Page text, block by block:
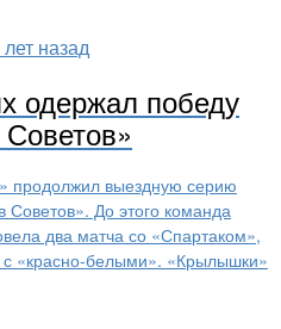
назад
одержал победу
продолжил выездную серию
До этого команда
два матча со «Спартаком»,
«красно-белыми». «Крылышки»